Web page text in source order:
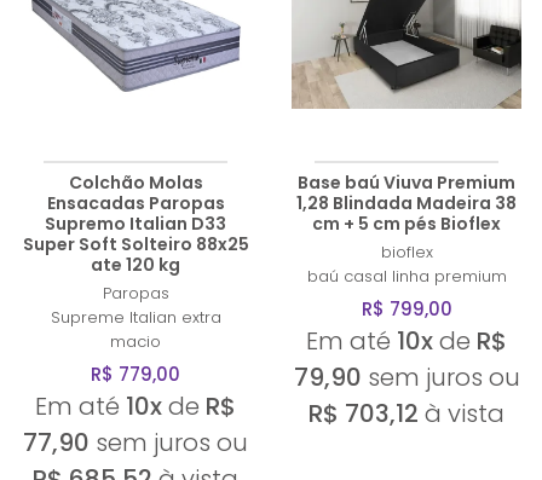
Colchão Molas
Ensacadas Paropas
Supremo Italian D33
Super Soft Solteiro 88x25
ate 120 kg
Paropas
Supreme Italian extra
macio
R$ 779,00
Em até 10xde R$
77,90 sem juros ou
Base baú Viuva Premium
1,28 Blindada Madeira 38
cm + 5 cm pés Bioflex
bioflex
baú casal linha premium
R$ 799,00
Em até 10xde R$
79,90 sem juros ou
R$ 703,12 à vista